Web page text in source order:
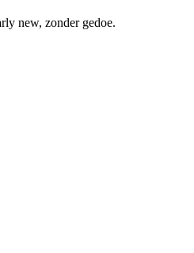
new, zonder gedoe.